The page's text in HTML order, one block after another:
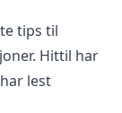
tips til
Hittil har
lest